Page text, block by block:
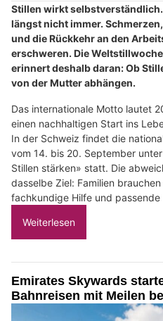
Stillen wirkt
längst nicht immer.
und die Rückkehr an den
erschweren. Die
erinnert deshalb daran: Ob
von der Mutter abhängen.
Das internationale Motto lautet
einen nachhaltigen Start ins
In der Schweiz findet die
vom 14. bis 20. September
Stillen stärken» statt. Die
dasselbe Ziel: Familien
fachkundige Hilfe und passende
Weiterlesen
Emirates Skywards
Bahnreisen mit Meilen